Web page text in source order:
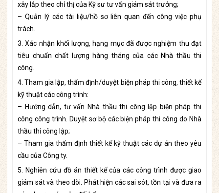
xây lắp theo chỉ thị của Kỹ sư tư vấn giám sát trưởng;
– Quản lý các tài liệu/hồ sơ liên quan đến công việc phụ
trách.
3. Xác nhận khối lượng, hạng mục đã được nghiệm thu đạt
tiêu chuẩn chất lượng hàng tháng của các Nhà thầu thi
công.
4. Tham gia lập, thẩm định/duyệt biện pháp thi công, thiết kế
kỹ thuật các công trình:
– Hướng dẫn, tư vấn Nhà thầu thi công lập biện pháp thi
công công trình. Duyệt sơ bộ các biện pháp thi công do Nhà
thầu thi công lập;
– Tham gia thẩm định thiết kế kỹ thuật các dự án theo yêu
cầu của Công ty.
5. Nghiên cứu đồ án thiết kế của các công trình được giao
giám sát và theo dõi. Phát hiện các sai sót, tồn tại và đưa ra